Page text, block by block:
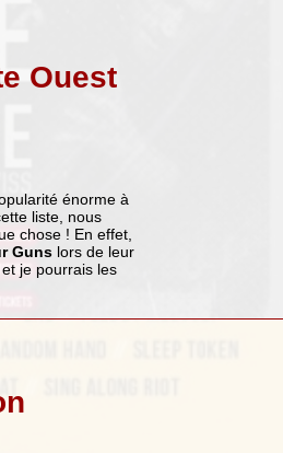
Ouest
énorme à
liste, nous
chose ! En effet,
Gunslors de leur
je pourrais les